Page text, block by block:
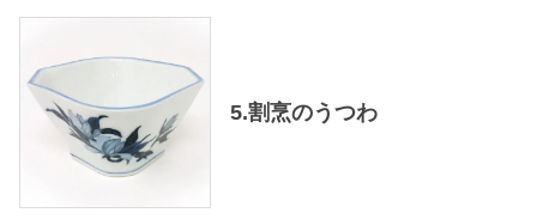
5.割烹のうつわ